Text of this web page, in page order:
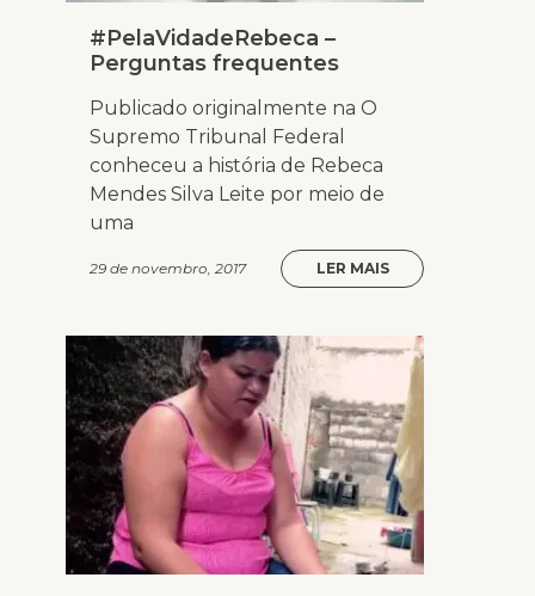
#PelaVidadeRebeca –
Perguntas frequentes
Publicado originalmente na O
Supremo Tribunal Federal
conheceu a história de Rebeca
Mendes Silva Leite por meio de
uma
29 de novembro, 2017 LER MAIS